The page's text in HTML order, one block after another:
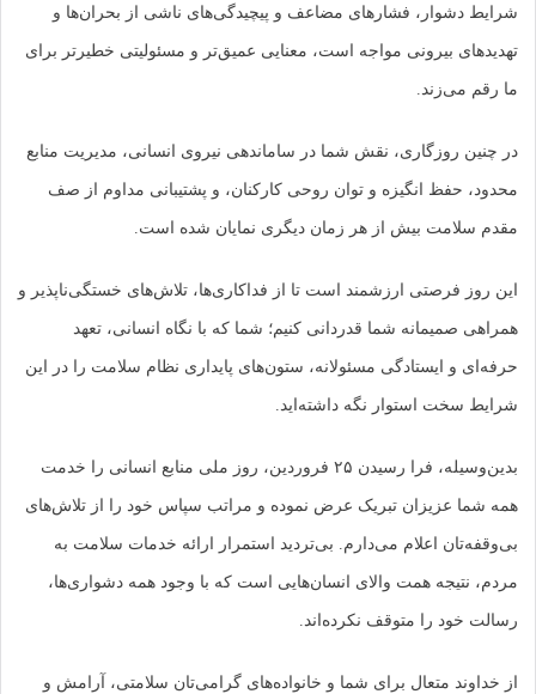
شرایط دشوار، فشارهای مضاعف و پیچیدگی‌های ناشی از بحران‌ها و
تهدیدهای بیرونی مواجه است، معنایی عمیق‌تر و مسئولیتی خطیرتر برای
ما رقم می‌زند.
در چنین روزگاری، نقش شما در ساماندهی نیروی انسانی، مدیریت منابع
محدود، حفظ انگیزه و توان روحی کارکنان، و پشتیبانی مداوم از صف
مقدم سلامت بیش از هر زمان دیگری نمایان شده است.
این روز فرصتی ارزشمند است تا از فداکاری‌ها، تلاش‌های خستگی‌ناپذیر و
همراهی صمیمانه شما قدردانی کنیم؛ شما که با نگاه انسانی، تعهد
حرفه‌ای و ایستادگی مسئولانه، ستون‌های پایداری نظام سلامت را در این
شرایط سخت استوار نگه داشته‌اید.
بدین‌وسیله، فرا رسیدن ۲۵ فروردین‌، روز ملی منابع انسانی را خدمت
همه شما عزیزان تبریک عرض نموده و مراتب سپاس خود را از تلاش‌های
بی‌وقفه‌تان اعلام می‌دارم. بی‌تردید استمرار ارائه خدمات سلامت به
مردم، نتیجه همت والای انسان‌هایی است که با وجود همه دشواری‌ها،
رسالت خود را متوقف نکرده‌اند.
از خداوند متعال برای شما و خانواده‌های گرامی‌تان سلامتی، آرامش و